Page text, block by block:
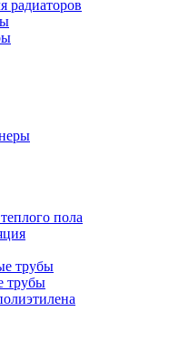
радиаторов
пола
трубы
трубы